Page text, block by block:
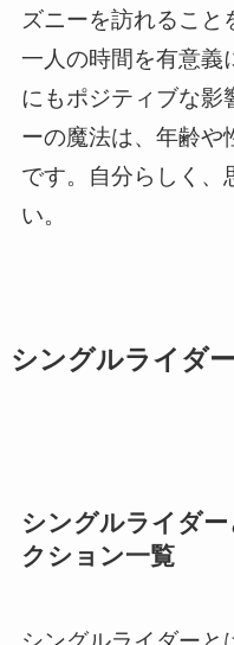
ズニーを訪れること
一人の時間を有意義
にもポジティブな影
ーの魔法は、年齢や
です。自分らしく、
い。
シングルライダ
シングルライダ
クション一覧